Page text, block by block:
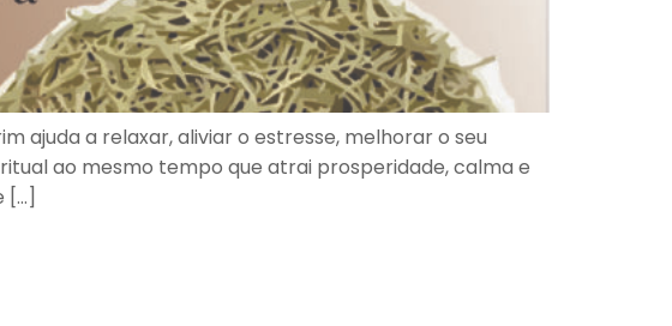
ajuda a relaxar, aliviar o estresse, melhorar o seu
ao mesmo tempo que atrai prosperidade, calma e
[…]